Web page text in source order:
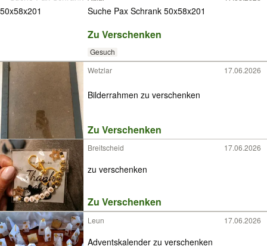
Suche Pax Schrank 50x58x201
Zu Verschenken
Gesuch
Wetzlar
17.06.2026
Bilderrahmen zu verschenken
Zu Verschenken
Breitscheid 17.06.2026
zu verschenken
Zu Verschenken
Leun 17.06.2026
Adventskalender zu verschenken